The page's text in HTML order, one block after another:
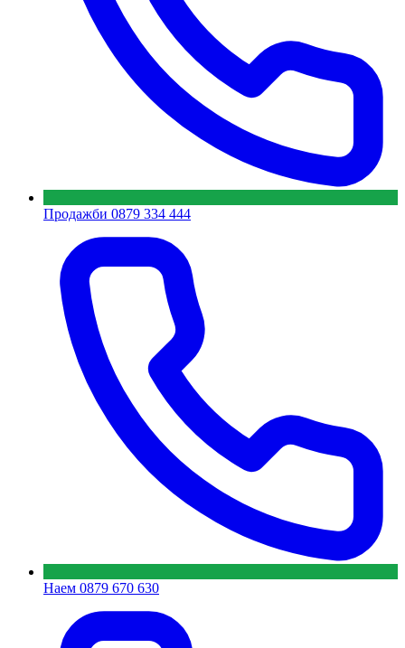
Продажби 0879 334 444
Наем 0879 670 630